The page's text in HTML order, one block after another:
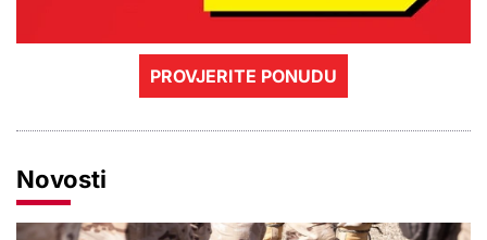
PROVJERITE PONUDU
Novosti